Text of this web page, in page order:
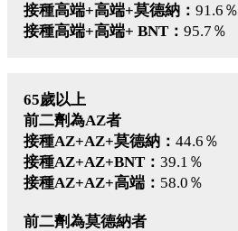
接種高端+高端+莫德納： 91.6％
接種高端+高端+ BNT： 95.7％
65歲以上
前二劑為AZ者
接種AZ+AZ+莫德納： 44.6％
接種AZ+AZ+BNT： 39.1％
接種AZ+AZ+高端： 58.0％
前二劑為莫德納者